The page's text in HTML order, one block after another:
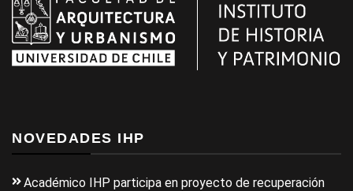
NOVEDADES IHP
Académico IHP participa en proyecto de recuperación